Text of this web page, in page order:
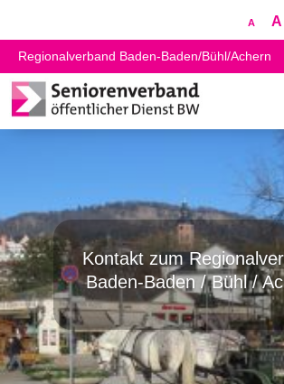
A
font
A
Regionalverband Baden-Baden/Bühl/Achern
Kontakt zum
Baden-Baden / Bühl /